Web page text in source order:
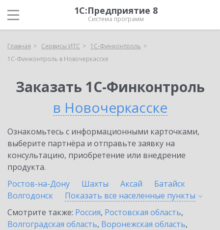
1С:Предприятие 8
Система программ
Главная Сервисы ИТС
1С-Финконтроль
1С-Финконтроль в Новочеркасске
Заказать 1С-Финконтроль
в Новочеркасске
Ознакомьтесь с информационными карточками,
выберите партнёра и отправьте заявку на
консультацию, приобретение или внедрение
продукта.
Ростов-на-Дону
Шахты Аксай
Батайск
Волгодонск
Показать все населенные пункты
Смотрите также: Россия, Ростовская область,
Волгоградская область, Воронежская область,